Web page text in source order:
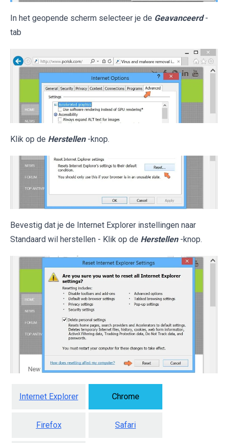
In het geopende scherm selecteer je de Geavanceerd -
tab
Klik op de Herstellen -knop.
Bevestig dat je de Internet Explorer instellingen naar
Standaard wil herstellen - Klik op de Herstellen -knop.
Internet Explorer Chrome
Firefox Safari